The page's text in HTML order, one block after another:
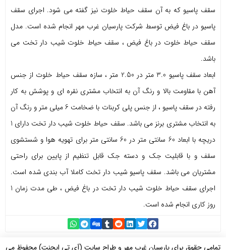
سقف پاسیو که به آن سقف حیاط خلوت نیز گفته می شود. اجرای سقف
پاسیو در باغ فیض توسط شرکت پارسیان غرب مهر انجام شده است. مدل
سقف حیاط خلوت در باغ فیض ، سقف حیاط خلوت شیب دار تخت می
باشد.
ابعاد سقف پاسیو 3.0 متر در 2.50 متر ، سازه سقف حیاط خلوت از جنس
آهن با مقاومت بالا و رنگ آن به انتخاب مشتری نقره ای و پوشش به کار
رفته در سقف پاسیو ، از جنس پلی کربنات با ضخامت 6 میلی متر و رنگ آن
به انتخاب مشتری برنز می باشد. سقف حیاط خلوت شیب دار تخت دارای 1
دریچه با ابعاد 60 سانتی متر در 60 سانتی متر برای تهویه هوا و شستشوی
سقف و با قابلیت جک و دسته جک قابل تنظیم از پایین برای راحتی
مشتریان می باشد. سقف پاسیو شیب دار تخت کاملا آب بندی شده است.
اجرای سقف حیاط خلوت شیب دار تخت در باغ فیض ، طی مدت زمان 1
روز کاری انجام شده است.
تمامی حقوق برای پارسیان غرب مهر و طراح سایت (آی تی ایجنت)محفوظ می